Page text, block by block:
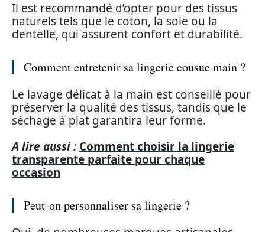
Il est recommandé d’opter pour des tissus
naturels tels que le coton, la soie ou la
dentelle, qui assurent confort et durabilité.
Comment entretenir sa lingerie cousue main ?
Le lavage délicat à la main est conseillé pour
préserver la qualité des tissus, tandis que le
séchage à plat garantira leur forme.
A lire aussi : Comment choisir la lingerie
transparente parfaite pour chaque
occasion
Peut-on personnaliser sa lingerie ?